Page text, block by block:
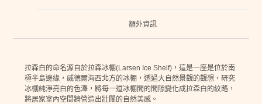
額外資訊
拉森白的命名源自於拉森冰棚(Larsen Ice Shelf)，這是一座是位於南
極半島邊緣，威德爾海西北方的冰棚，透過大自然景觀的觀想，研究
冰棚純淨亮白的色澤，將每一道冰棚間的間隙變化成拉森白的紋路，
將居家室內空間牆營造出壯闊的自然美感。